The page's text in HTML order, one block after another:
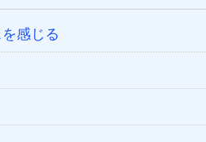
感じる